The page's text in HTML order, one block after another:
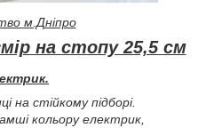
м.Дніпро
на стопу 25,5 см
на стійкому підборі.
кольору електрик,